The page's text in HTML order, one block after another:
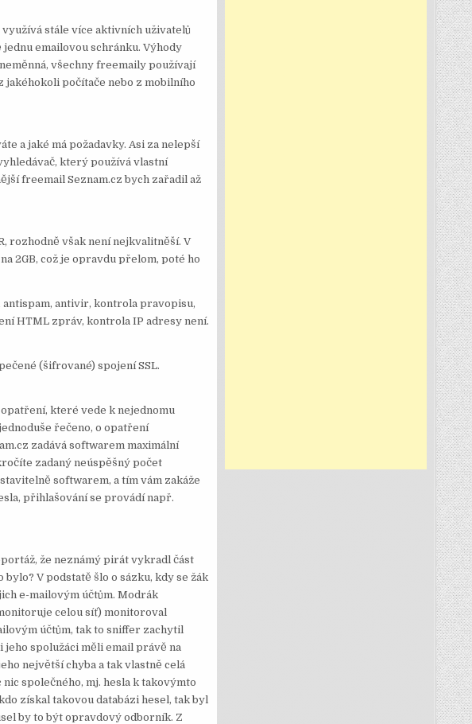
stále více aktivních uživatelů
emailovou schránku. Výhody
všechny freemaily používají
počítače nebo z mobilního
a jaké má požadavky. Asi za nelepší
který používá vlastní
freemail Seznam.cz bych zařadil až
rozhodně však není nejkvalitněší. V
2GB, což je opravdu přelom, poté ho
antispam, antivir, kontrola pravopisu,
HTML zpráv, kontrola IP adresy není.
(šifrované) spojení SSL.
které vede k nejednomu
řečeno, o opatření
zadává softwarem maximální
zadaný neúspěšný počet
softwarem, a tím vám zakáže
přihlašování se provádí např.
že neznámý pirát vykradl část
V podstatě šlo o sázku, kdy se žák
e-mailovým účtům. Modrák
celou síť) monitoroval
účtům, tak to sniffer zachytil
jeho spolužáci měli email právě na
největší chyba a tak vlastně celá
společného, mj. hesla k takovýmto
získal takovou databázi hesel, tak byl
by to být opravdový odborník. Z